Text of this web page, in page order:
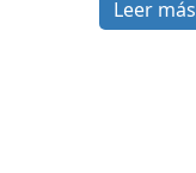
Leer más